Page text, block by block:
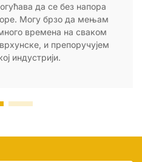
да се без напора
Могу брзо да мењам
времена на сваком
и препоручујем
индустрији.